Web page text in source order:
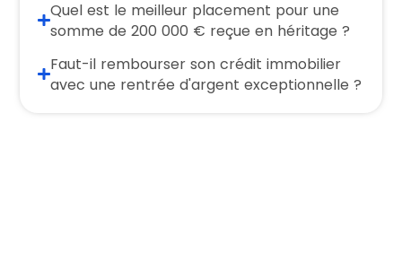
Quel est le meilleur placement pour une
somme de 200 000 € reçue en héritage ?
Faut-il rembourser son crédit immobilier
avec une rentrée d'argent exceptionnelle ?